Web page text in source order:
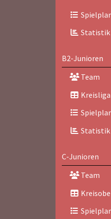
Statistik
B2-Junioren
Team
Kreisliga
Statistik
C-Junioren
Team